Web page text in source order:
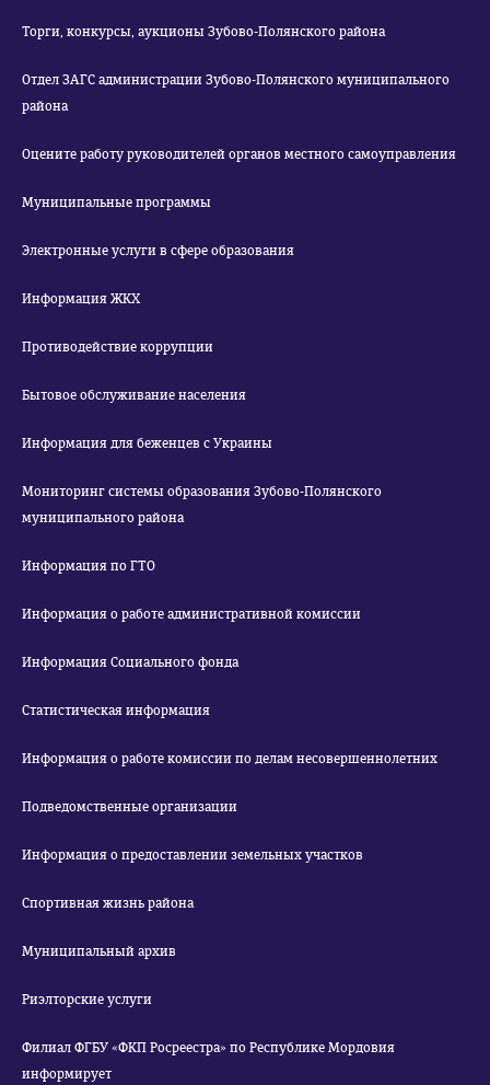
Торги, конкурсы, аукционы Зубово-Полянского района
Отдел ЗАГС администрации Зубово-Полянского муниципального
района
Оцените работу руководителей органов местного самоуправления
Муниципальные программы
Электронные услуги в сфере образования
Информация ЖКХ
Противодействие коррупции
Бытовое обслуживание населения
Информация для беженцев с Украины
Мониторинг системы образования Зубово-Полянского
муниципального района
Информация по ГТО
Информация о работе административной комиссии
Информация Социального фонда
Статистическая информация
Информация о работе комиссии по делам несовершеннолетних
Подведомственные организации
Информация о предоставлении земельных участков
Спортивная жизнь района
Муниципальный архив
Риэлторские услуги
Филиал ФГБУ «ФКП Росреестра» по Республике Мордовия
информирует